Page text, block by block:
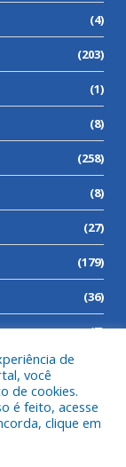
(4)
(203)
(1)
(8)
(258)
(8)
(27)
(179)
(36)
(7)
de Cumaru
de
você
de cookies.
é feito, acesse
clique em